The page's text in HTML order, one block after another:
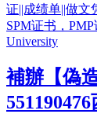
補辦【偽